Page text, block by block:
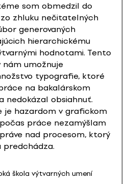
som obmedzil do
zhluku nečitatelných
generovaných
hierarchickému
hodnotami. Tento
umožnuje
typografie, ktoré
na bakalárskom
nedokázal obsiahnuť.
je hazardom v grafickom
práce nezamýšlam
nad procesom, ktorý
predchádza.
škola výtvarných umení